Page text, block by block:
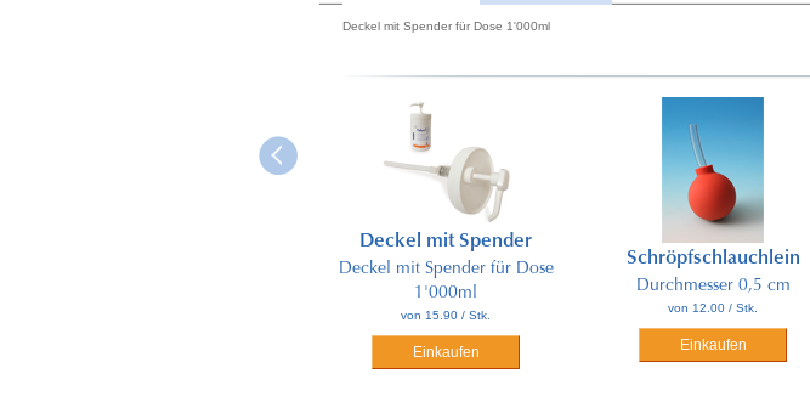
Deckel mit Spender für Dose 1'000ml
Deckel mit Spender
Deckel mit Spender für Dose
1'000ml
von 15.90 / Stk.
Einkaufen
Schröpfschlauchlein
Durchmesser 0,5 cm
von 12.00 / Stk.
Einkaufen